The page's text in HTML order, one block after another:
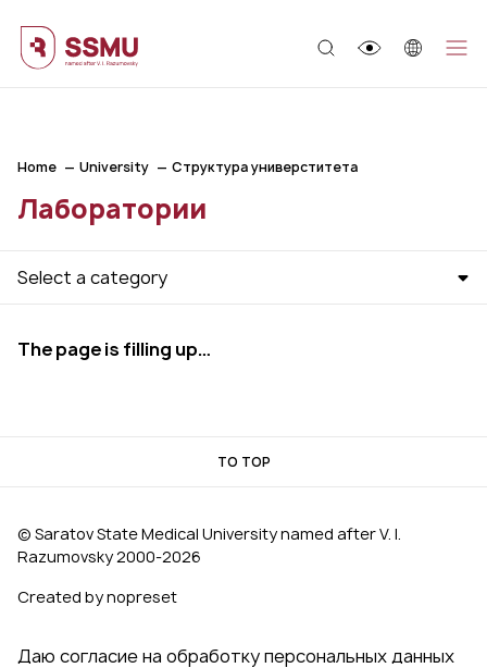
Home University Структура универститета
Лаборатории
Select a category
The page is filling up…
TO TOP
© Saratov State Medical University named after V. I.
Razumovsky 2000‑2026
Created by nopreset
Даю согласие на обработку персональных данных